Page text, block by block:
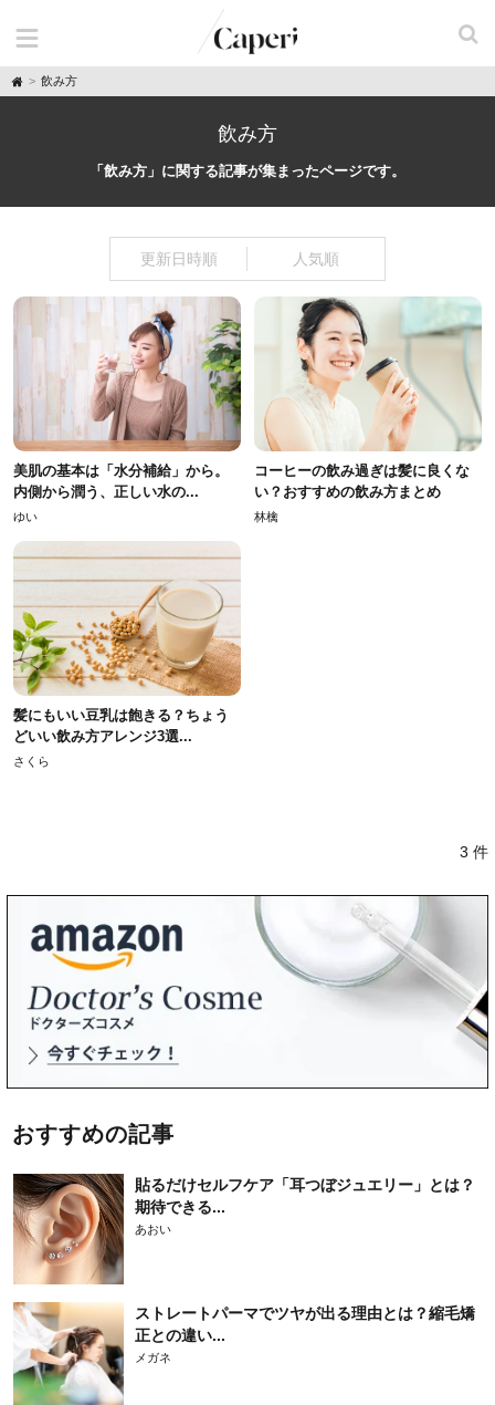
H
o
飲み方
飲み方
「飲み方」に関する記事が集まったページです。
更新日時順 人気順
美肌の基本は「水分補給」から。
内側から潤う、正しい水の...
ゆい
コーヒーの飲み過ぎは髪に良くな
い？おすすめの飲み方まとめ
林檎
髪にもいい豆乳は飽きる？ちょう
どいい飲み方アレンジ3選...
さくら
3 件
おすすめの記事
貼るだけセルフケア「耳つぼジュエリー」とは？
期待できる...
あおい
ストレートパーマでツヤが出る理由とは？縮毛矯
正との違い...
メガネ